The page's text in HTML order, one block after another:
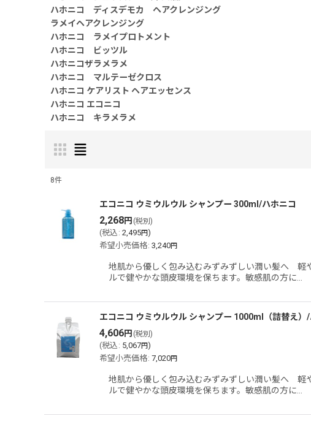
ハホニコ ディスデモカ ヘアクレンジング
ラメイヘアクレンジング
ハホニコ ラメイプロトメント
ハホニコ ビッツル
ハホニコザラメラメ
ハホニコ マルテーゼクロス
ハホニコ ケアリスト ヘアエッセンス
ハホニコ エコニコ
ハホニコ キラメラメ
並び順
8件
エコニコ ウミウルウル シャンプー 300ml/ハホニコ
2,268円 (税別)
(税込 : 2,495円)
希望小売価格: 3,240円
地肌から優しく包み込むみずみずしい潤い髪へ 軽
ルで健やかな頭皮環境を保ちます。敏感肌の方に…
エコニコ ウミウルウル シャンプー 1000ml（詰替え）/
4,606円 (税別)
(税込 : 5,067円)
希望小売価格: 7,020円
地肌から優しく包み込むみずみずしい潤い髪へ 軽
ルで健やかな頭皮環境を保ちます。敏感肌の方に…